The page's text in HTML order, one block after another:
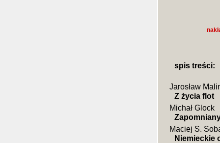
spis treści:
Jarosław
Z życia flot
Michał Glock
Maciej S.
Niemieckie